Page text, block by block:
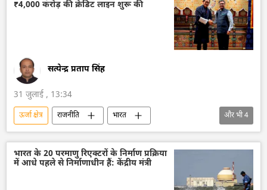
ज़पोरोज्ये परमाणु ऊर्जा संयंत्र
₹4,000 करोड़ की क्रेडिट लाइन शुरू की
सत्येन्द्र प्रताप सिंह
31 जुलाई , 13:34
ऊर्जा क्षेत्र राजनीति
भारत
भारत सरकार
भारत का विदेश मंत्रालय (MEA)
भारत का विकास
भूटान
राजनीतिक और आर्थिक स्वतंत्रता
और भी4
भारत के 20 परमाणु रिएक्टरों के निर्माण प्रक्रिया
में आधे पहले से निर्माणाधीन हैं: केंद्रीय मंत्री